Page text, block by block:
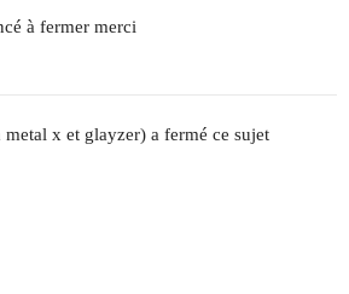
à fermer merci
x et glayzer) a fermé ce sujet